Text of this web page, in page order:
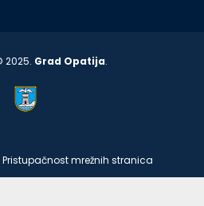
2025. Grad Opatija.
Pristupačnost mrežnih stranica